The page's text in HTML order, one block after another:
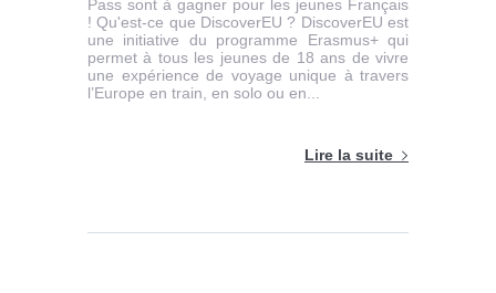
Pass sont à gagner pour les jeunes Français
! Qu'est-ce que DiscoverEU ? DiscoverEU est
une initiative du programme Erasmus+ qui
permet à tous les jeunes de 18 ans de vivre
une expérience de voyage unique à travers
l’Europe en train, en solo ou en...
Lire la suite